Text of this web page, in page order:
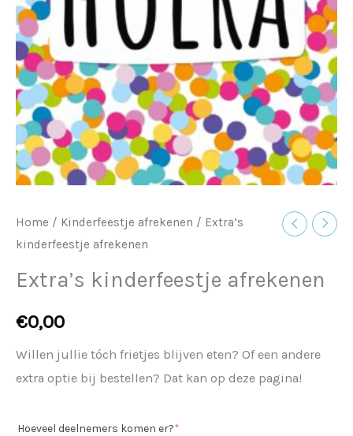
Home / Kinderfeestje afrekenen / Extra’s
kinderfeestje afrekenen
Extra’s kinderfeestje afrekenen
€0,00
Willen jullie tóch frietjes blijven eten? Of een andere
extra optie bij bestellen? Dat kan op deze pagina!
Hoeveel deelnemers komen er?*